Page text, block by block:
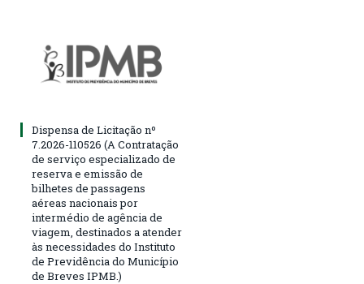
Dispensa de Licitação nº
7.2026-110526 (A Contratação
de serviço especializado de
reserva e emissão de
bilhetes de passagens
aéreas nacionais por
intermédio de agência de
viagem, destinados a atender
às necessidades do Instituto
de Previdência do Município
de Breves IPMB.)